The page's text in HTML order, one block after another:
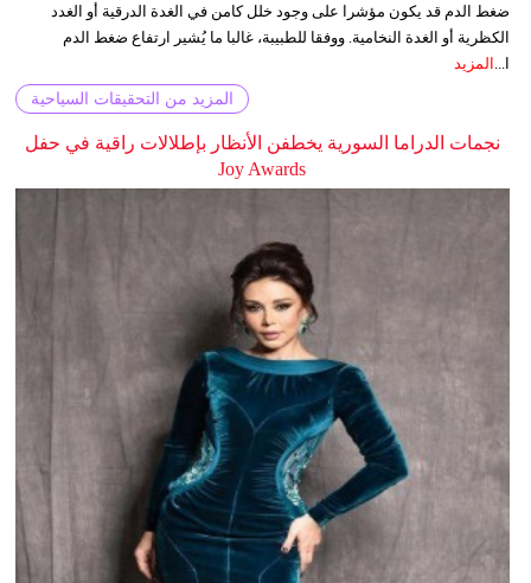
ضغط الدم قد يكون مؤشرا على وجود خلل كامن في الغدة الدرقية أو الغدد
الكظرية أو الغدة النخامية. ووفقا للطبيبة، غالبا ما يُشير ارتفاع ضغط الدم
ا...
المزيد
المزيد من التحقيقات السياحية
نجمات الدراما السورية يخطفن الأنظار بإطلالات راقية في حفل
Joy Awards